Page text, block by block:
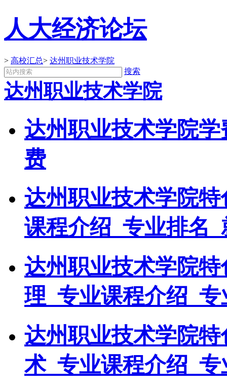
人大经济论坛
> 高校汇总> 达州职业技术学院
搜索
达州职业技术学院
达州职业技术学院
费
达州职业技术学院
课程介绍_专业排名
达州职业技术学院
理_专业课程介绍_
达州职业技术学院
术_专业课程介绍_